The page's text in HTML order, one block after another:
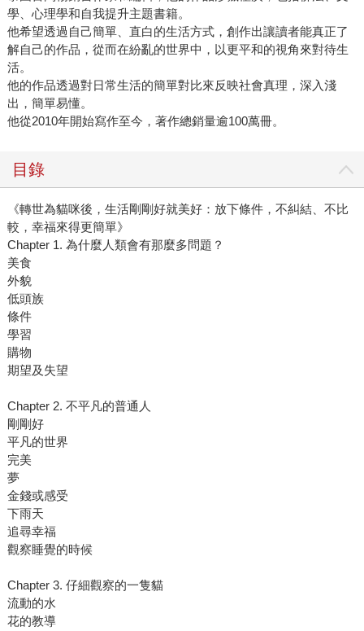
學、心理學和自我提升主題書籍。
他希望透過自己簡單、直白的生活方式，創作出讓讀者能真正了
解自己的作品，從而在紛亂的世界中，以更平和的視角來對待生
活。
他的作品透過對日常生活的簡單對比來反映社會真理，深入淺
出，簡單易懂。
他從2010年開始寫作至今，著作總銷量逾100萬冊。
目錄
《轉世為貓咪後，生活剛剛好就美好：放下條件，不糾結、不比
較，幸福來得更簡單》
Chapter 1. 為什麼人類會有那麼多問題？
美食
外貌
低頭族
條件
學習
購物
期望及失望
Chapter 2. 不平凡的普通人
剛剛好
平凡的世界
完美
夢
金錢或感受
下雨天
追尋幸福
觀察睡覺的時候
Chapter 3. 仔細觀察的一隻貓
流動的水
花的教導